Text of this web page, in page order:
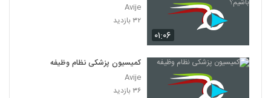
۰۱:۰۶
Avije
۳۲ بازدید
کمیسیون پزشکی نظام وظیفه
Avije
۳۶ بازدید